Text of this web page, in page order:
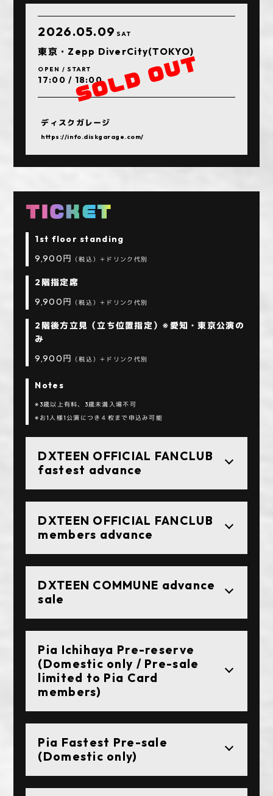
2026.05.09 SAT
東京・Zepp DiverCity(TOKYO)
OPEN / START
17:00 / 18:00
ディスクガレージ
https://info.diskgarage.com/
TICKET
1st floor standing
9,900円
（税込）＋ドリンク代別
2階指定席
9,900円
（税込）＋ドリンク代別
2階後方立見（立ち位置指定）※愛知・東京公演の
み
9,900円
（税込）＋ドリンク代別
Notes
※3歳以上有料、3歳未満入場不可
※お1人様1公演につき４枚まで申込み可能
DXTEEN OFFICIAL FANCLUB
fastest advance
DXTEEN OFFICIAL FANCLUB
members advance
DXTEEN COMMUNE advance
sale
Pia Ichihaya Pre-reserve
(Domestic only / Pre-sale
limited to Pia Card
members)
Pia Fastest Pre-sale
(Domestic only)